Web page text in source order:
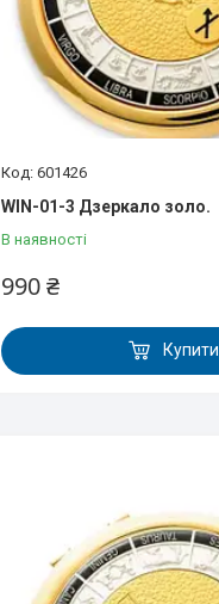
601426
WIN-01-3 Дзеркало золо.
В наявності
990 ₴
Купити